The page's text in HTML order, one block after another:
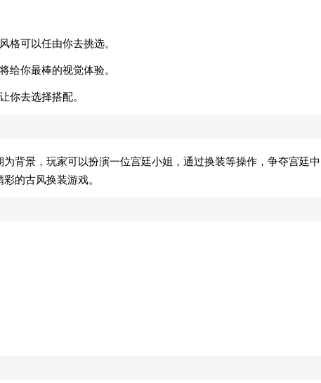
格可以任由你去挑选。
给你最棒的视觉体验。
你去选择搭配。
背景，玩家可以扮演一位宫廷小姐，通过换装等操作，争夺宫廷中
的古风换装游戏。